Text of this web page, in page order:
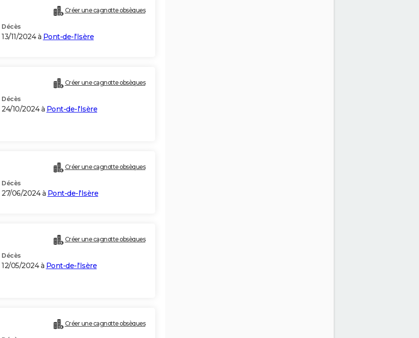
Créer une cagnotte obsèques
Décès
13/11/2024 à Pont-de-l'Isère
Créer une cagnotte obsèques
Décès
24/10/2024 à Pont-de-l'Isère
Créer une cagnotte obsèques
Décès
27/06/2024 à Pont-de-l'Isère
Créer une cagnotte obsèques
Décès
12/05/2024 à Pont-de-l'Isère
Créer une cagnotte obsèques